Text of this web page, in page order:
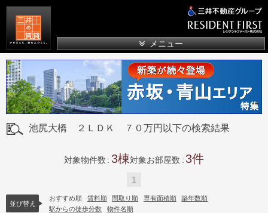
メニュー
池尻大橋 ２ＬＤＫ ７０万円以下の検索結果
対象物件数 3 対象お部屋数 3
1
並び替え
おすすめ順 賃料順 間取り順 専有面積順
築年数順
駅からの徒歩分数
物件名順